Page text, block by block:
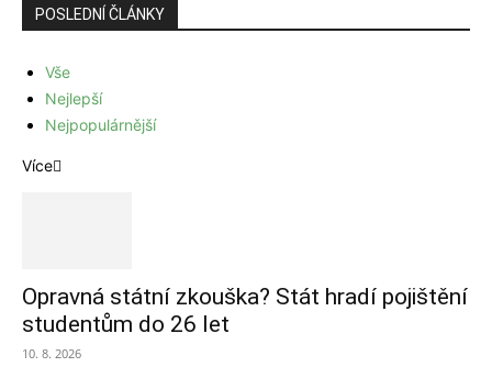
POSLEDNÍ ČLÁNKY
Vše
Nejlepší
Nejpopulárnější
Více
Opravná státní zkouška? Stát hradí pojištění
studentům do 26 let
10. 8. 2026